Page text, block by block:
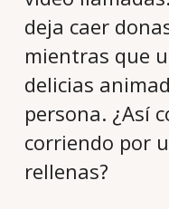
deja caer
mientras que
delicias
persona. ¿Así
corriendo por
rellenas?